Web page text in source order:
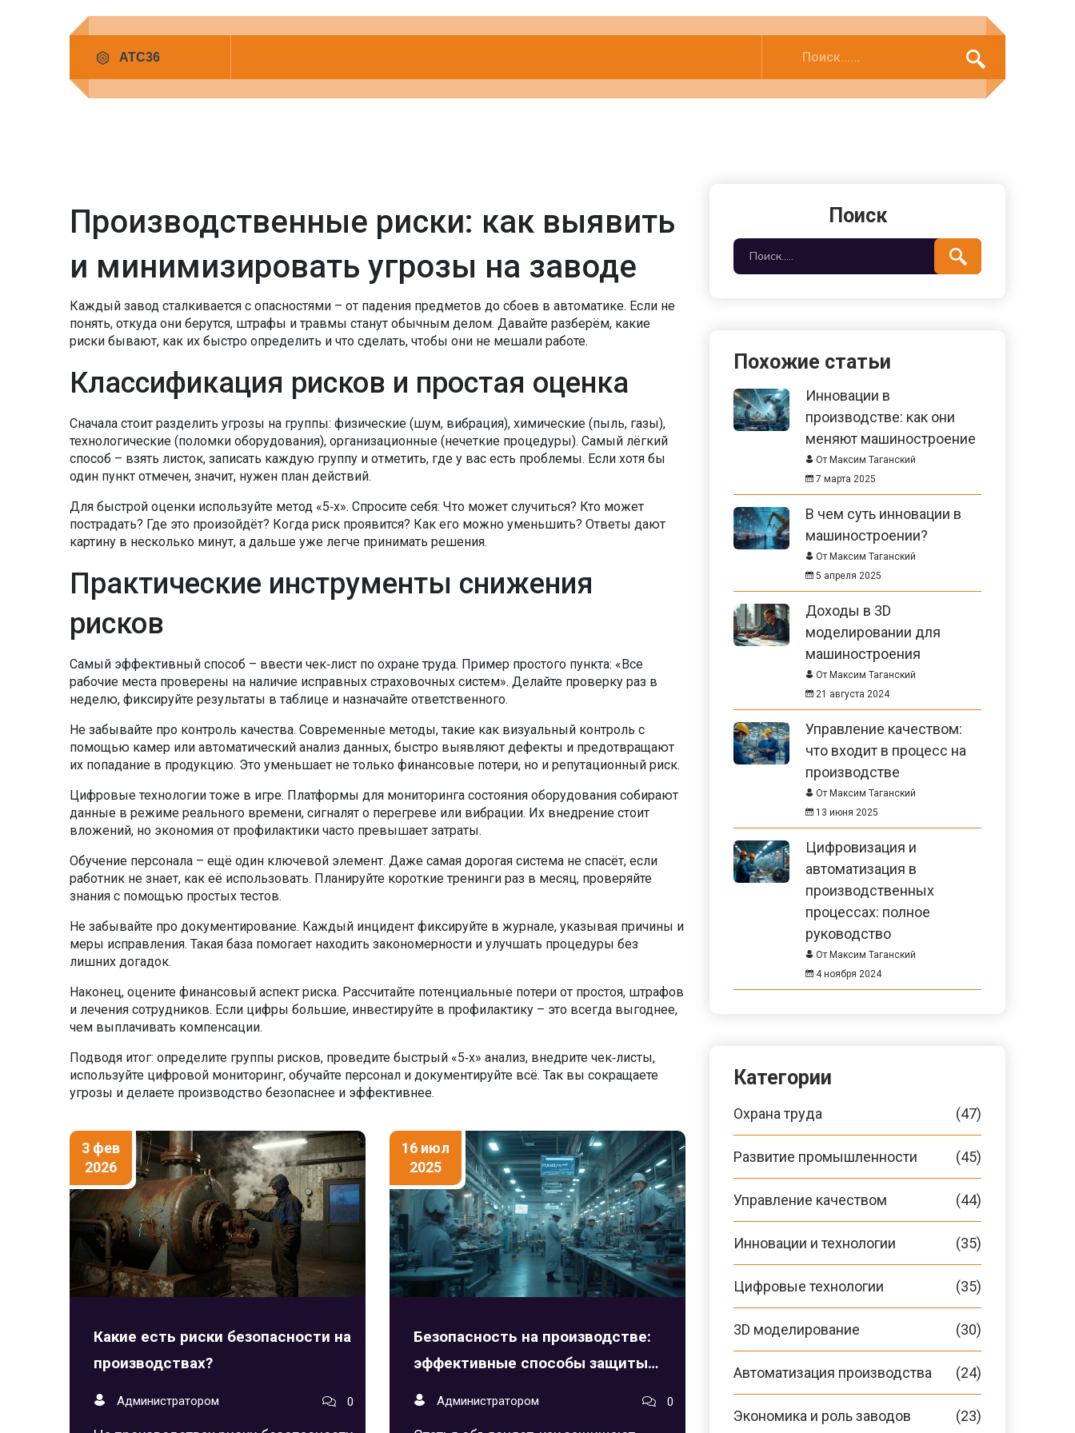
Производственные риски: как выявить
и минимизировать угрозы на заводе
Каждый завод сталкивается с опасностями – от падения предметов до сбоев в автоматике. Если не
понять, откуда они берутся, штрафы и травмы станут обычным делом. Давайте разберём, какие
риски бывают, как их быстро определить и что сделать, чтобы они не мешали работе.
Классификация рисков и простая оценка
Сначала стоит разделить угрозы на группы: физические (шум, вибрация), химические (пыль, газы),
технологические (поломки оборудования), организационные (нечеткие процедуры). Самый лёгкий
способ – взять листок, записать каждую группу и отметить, где у вас есть проблемы. Если хотя бы
один пункт отмечен, значит, нужен план действий.
Для быстрой оценки используйте метод «5‑х». Спросите себя: Что может случиться? Кто может
пострадать? Где это произойдёт? Когда риск проявится? Как его можно уменьшить? Ответы дают
картину в несколько минут, а дальше уже легче принимать решения.
Практические инструменты снижения
рисков
Самый эффективный способ – ввести чек‑лист по охране труда. Пример простого пункта: «Все
рабочие места проверены на наличие исправных страховочных систем». Делайте проверку раз в
неделю, фиксируйте результаты в таблице и назначайте ответственного.
Не забывайте про контроль качества. Современные методы, такие как визуальный контроль с
помощью камер или автоматический анализ данных, быстро выявляют дефекты и предотвращают
их попадание в продукцию. Это уменьшает не только финансовые потери, но и репутационный риск.
Цифровые технологии тоже в игре. Платформы для мониторинга состояния оборудования собирают
данные в режиме реального времени, сигналят о перегреве или вибрации. Их внедрение стоит
вложений, но экономия от профилактики часто превышает затраты.
Обучение персонала – ещё один ключевой элемент. Даже самая дорогая система не спасёт, если
работник не знает, как её использовать. Планируйте короткие тренинги раз в месяц, проверяйте
знания с помощью простых тестов.
Не забывайте про документирование. Каждый инцидент фиксируйте в журнале, указывая причины и
меры исправления. Такая база помогает находить закономерности и улучшать процедуры без
лишних догадок.
Наконец, оцените финансовый аспект риска. Рассчитайте потенциальные потери от простоя, штрафов
и лечения сотрудников. Если цифры большие, инвестируйте в профилактику – это всегда выгоднее,
чем выплачивать компенсации.
Подводя итог: определите группы рисков, проведите быстрый «5‑х» анализ, внедрите чек‑листы,
используйте цифровой мониторинг, обучайте персонал и документируйте всё. Так вы сокращаете
угрозы и делаете производство безопаснее и эффективнее.
3 фев
2026
Какие есть риски безопасности на
производствах?
Администратором 0
16 июл
2025
Безопасность на производстве:
эффективные способы защиты
работников
Администратором 0
Поиск
Похожие статьи
Инновации в
производстве: как они
меняют машиностроение
От Максим Таганский
7 марта 2025
В чем суть инновации в
машиностроении?
От Максим Таганский
5 апреля 2025
Доходы в 3D
моделировании для
машиностроения
От Максим Таганский
21 августа 2024
Управление качеством:
что входит в процесс на
производстве
От Максим Таганский
13 июня 2025
Цифровизация и
автоматизация в
производственных
процессах: полное
руководство
От Максим Таганский
4 ноября 2024
Категории
Охрана труда (47)
Развитие промышленности (45)
Управление качеством (44)
Инновации и технологии (35)
Цифровые технологии (35)
3D моделирование (30)
Автоматизация производства (24)
Экономика и роль заводов (23)